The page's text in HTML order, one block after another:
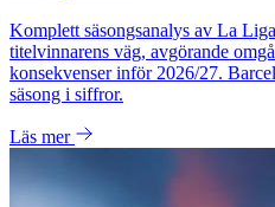
Komplett säsongsanalys av La
titelvinnarens väg, avgörande
konsekvenser inför 2026/27.
säsong i siffror.
Läs mer